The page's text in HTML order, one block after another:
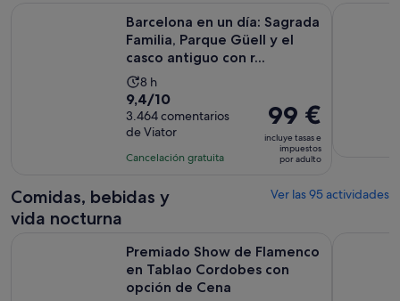
Barcelona en un día: Sagrada
Familia, Parque Güell y el
casco antiguo con r...
La
duración
de
la
actividad
de
8 h
9.4
sobre
10
con
comentarios
9,4/10
3.464 comentarios
de Viator
Cancelación gratuita
El
precio
es
de
por
99 €
incluye tasas e
impuestos
por adulto
Comidas, bebidas y
vida nocturna
Ver las 95 actividades
Premiado Show de Flamenco
en Tablao Cordobes con
opción de Cena